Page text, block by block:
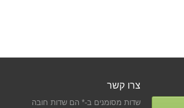
צרו קשר
שדות מסומנים ב-* הם שדות חובה